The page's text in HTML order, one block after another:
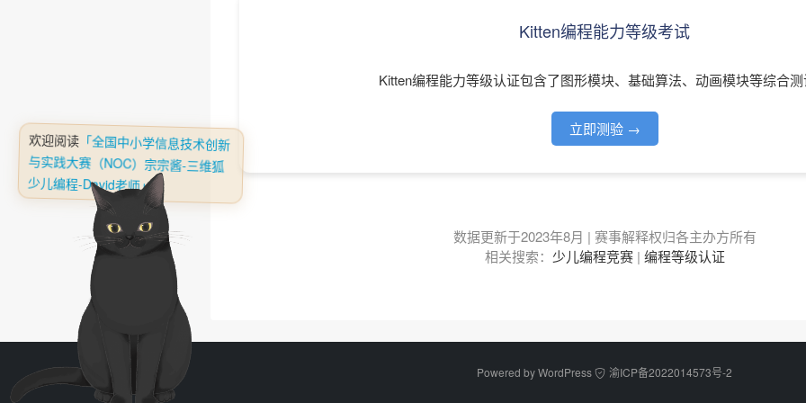
Kitten编程能力等级考试
Kitten编程能力等级认证包含了图形模块、基础算法、动画模块等综合
立即测验 →
数据更新于2023年8月 | 赛事解释权归各主办方所有
相关搜索： 少儿编程竞赛| 编程等级认证
Powered byWordPress 渝ICP备2022014573号-2
欢迎阅读 「全国中小学信息技术创新
与实践大赛（NOC）宗宗酱-三维狐
少儿编程-David老师」